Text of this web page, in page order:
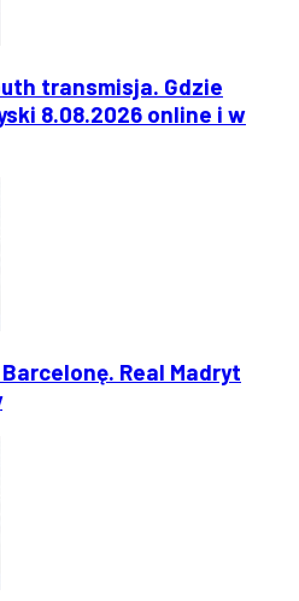
transmisja. Gdzie
8.08.2026 online i w
Real Madryt